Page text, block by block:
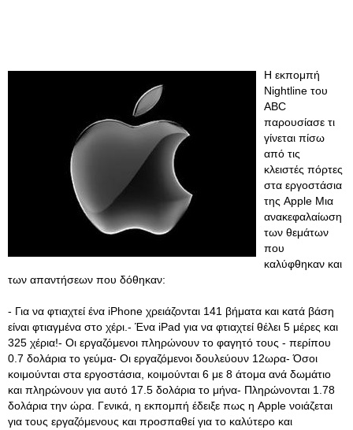
Η εκπομπή
Nightline του
ABC
παρουσίασε τι
γίνεται πίσω
από τις
κλειστές πόρτες
στα εργοστάσια
της Apple Μια
ανακεφαλαίωση
των θεμάτων
που
καλύφθηκαν και
των απαντήσεων που δόθηκαν:
- Για να φτιαχτεί ένα iPhone χρειάζονται 141 βήματα και κατά βάση
είναι φτιαγμένα στο χέρι.- Ένα iPad για να φτιαχτεί θέλει 5 μέρες και
325 χέρια!- Οι εργαζόμενοι πληρώνουν το φαγητό τους - περίπου
0.7 δολάρια το γεύμα- Οι εργαζόμενοι δουλεύουν 12ωρα- Όσοι
κοιμούνται στα εργοστάσια, κοιμούνται 6 με 8 άτομα ανά δωμάτιο
και πληρώνουν για αυτό 17.5 δολάρια το μήνα- Πληρώνονται 1.78
δολάρια την ώρα. Γενικά, η εκπομπή έδειξε πως η Apple νοιάζεται
για τους εργαζόμενους και προσπαθεί για το καλύτερο και